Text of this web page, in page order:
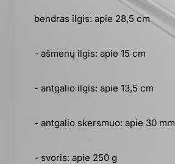
bendras ilgis: apie 28,5 cm
- ašmenų ilgis: apie 15 cm
- antgalio ilgis: apie 13,5 cm
- antgalio skersmuo: apie 30 mm
- svoris: apie 250 g